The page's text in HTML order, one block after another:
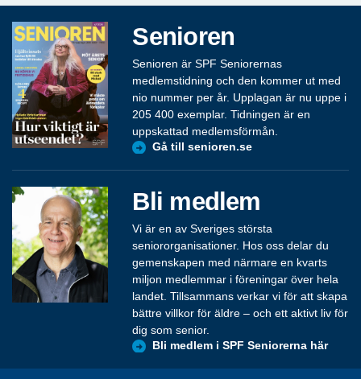
Senioren
Senioren är SPF Seniorernas
medlemstidning och den kommer ut med
nio nummer per år. Upplagan är nu uppe i
205 400 exemplar. Tidningen är en
uppskattad medlemsförmån.
Gå till senioren.se
Bli medlem
Vi är en av Sveriges största
seniororganisationer. Hos oss delar du
gemenskapen med närmare en kvarts
miljon medlemmar i föreningar över hela
landet. Tillsammans verkar vi för att skapa
bättre villkor för äldre – och ett aktivt liv för
dig som senior.
Bli medlem i SPF Seniorerna här